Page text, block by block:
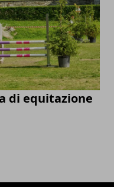
di equitazione